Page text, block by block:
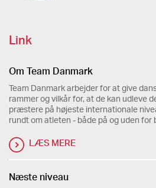
Link
Om Team Danmark
Team Danmark arbejder for at give
rammer og vilkår for, at de kan udleve
præstere på højeste internationale
rundt om atleten - både på og uden for
LÆS MERE
Næste niveau